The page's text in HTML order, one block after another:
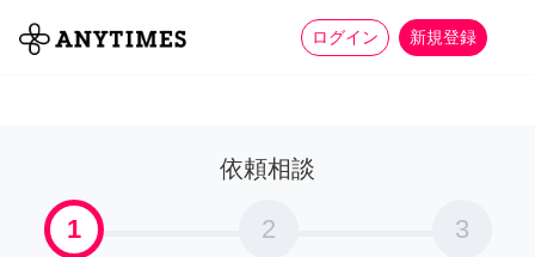
ログイン 新規登録
全て 家事 more_horiz
依頼相談
1 2 3